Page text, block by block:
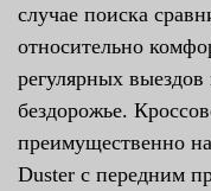
случае поиска
относительно
регулярных
бездорожье.
преимущественно
Duster с передним